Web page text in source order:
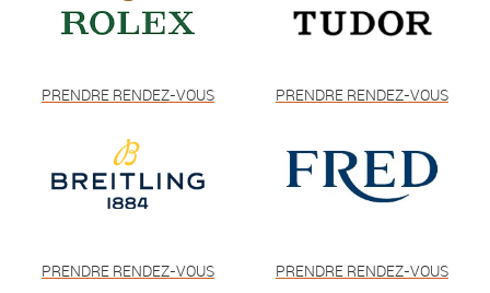
PRENDRE RENDEZ-VOUS PRENDRE RENDEZ-VOUS
PRENDRE RENDEZ-VOUS PRENDRE RENDEZ-VOUS